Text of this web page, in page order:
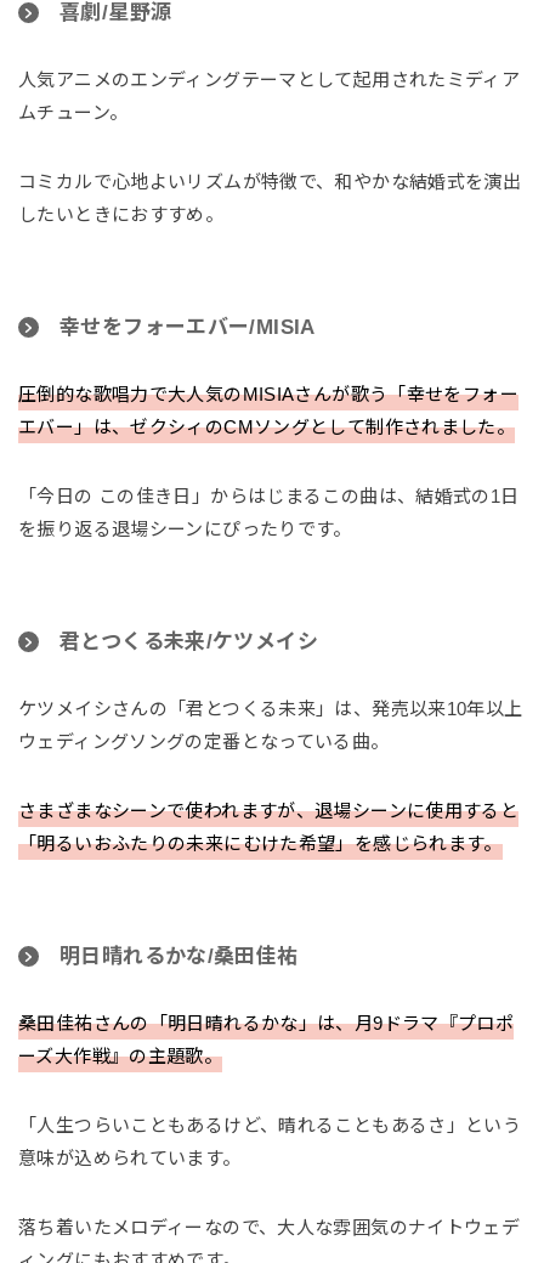
喜劇/星野源
人気アニメのエンディングテーマとして起用されたミディア
ムチューン。
コミカルで心地よいリズムが特徴で、和やかな結婚式を演出
したいときにおすすめ。
幸せをフォーエバー/MISIA
圧倒的な歌唱力で大人気のMISIAさんが歌う「幸せをフォー
エバー」は、ゼクシィのCMソングとして制作されました。
「今日の この佳き日」からはじまるこの曲は、結婚式の1日
を振り返る退場シーンにぴったりです。
君とつくる未来/ケツメイシ
ケツメイシさんの「君とつくる未来」は、発売以来10年以上
ウェディングソングの定番となっている曲。
さまざまなシーンで使われますが、退場シーンに使用すると
「明るいおふたりの未来にむけた希望」を感じられます。
明日晴れるかな/桑田佳祐
桑田佳祐さんの「明日晴れるかな」は、月9ドラマ『プロポ
ーズ大作戦』の主題歌。
「人生つらいこともあるけど、晴れることもあるさ」という
意味が込められています。
落ち着いたメロディーなので、大人な雰囲気のナイトウェデ